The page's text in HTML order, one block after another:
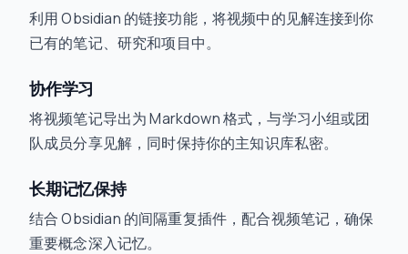
利用 Obsidian 的链接功能，将视频中的见解连接到你
已有的笔记、研究和项目中。
协作学习
将视频笔记导出为 Markdown 格式，与学习小组或团
队成员分享见解，同时保持你的主知识库私密。
长期记忆保持
结合 Obsidian 的间隔重复插件，配合视频笔记，确保
重要概念深入记忆。